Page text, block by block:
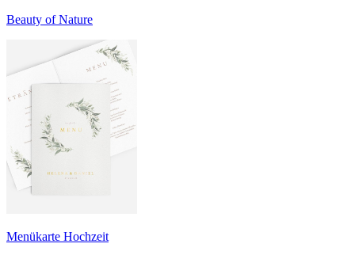
Beauty of Nature
Menükarte Hochzeit